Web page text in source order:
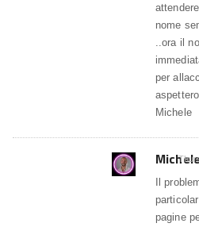
nome
..ora il
per
Michele
Il
pagine